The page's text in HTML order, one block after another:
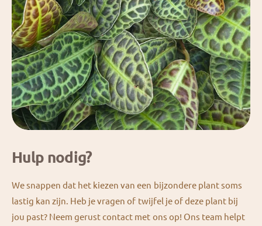
Hulp nodig?
We snappen dat het kiezen van een bijzondere plant soms
lastig kan zijn. Heb je vragen of twijfel je of deze plant bij
jou past? Neem gerust contact met ons op! Ons team helpt